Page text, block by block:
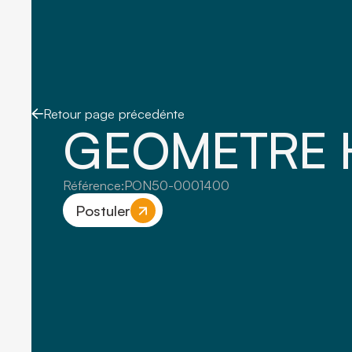
Retour page précedénte
GEOMETRE
Référence:PON50-0001400
Postuler